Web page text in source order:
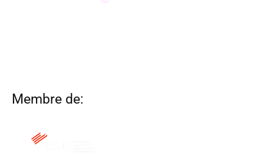
Membre de: